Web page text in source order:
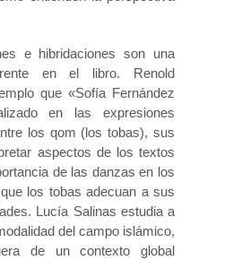
e hibridaciones son una
en el libro. Renold
que «Sofía Fernández
en las expresiones
los qom (los tobas), sus
aspectos de los textos
de las danzas en los
los tobas adecuan a sus
Lucía Salinas estudia a
del campo islámico,
de un contexto global